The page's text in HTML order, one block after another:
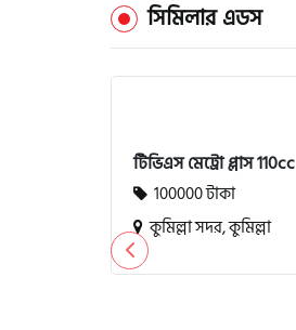
সিমিলার এডস
টিভিএস মেট্রো প্লাস 110cc
100000 টাকা
কুমিল্লা সদর, কুমিল্লা